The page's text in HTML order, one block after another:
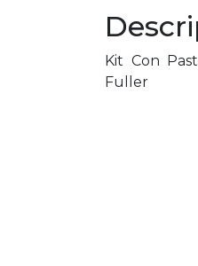
Kit Con
Fuller